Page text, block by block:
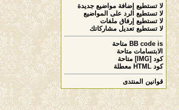
لا تستطيع إضافة مواضيع جديدة
لا تستطيع الرد على المواضيع
لا تستطيع إرفاق ملفات
لا تستطيع تعديل مشاركاتك
BB code is
متاحة
الابتسامات متاحة
كود [IMG]
متاحة
كود HTML
معطلة
قوانين المنتدى